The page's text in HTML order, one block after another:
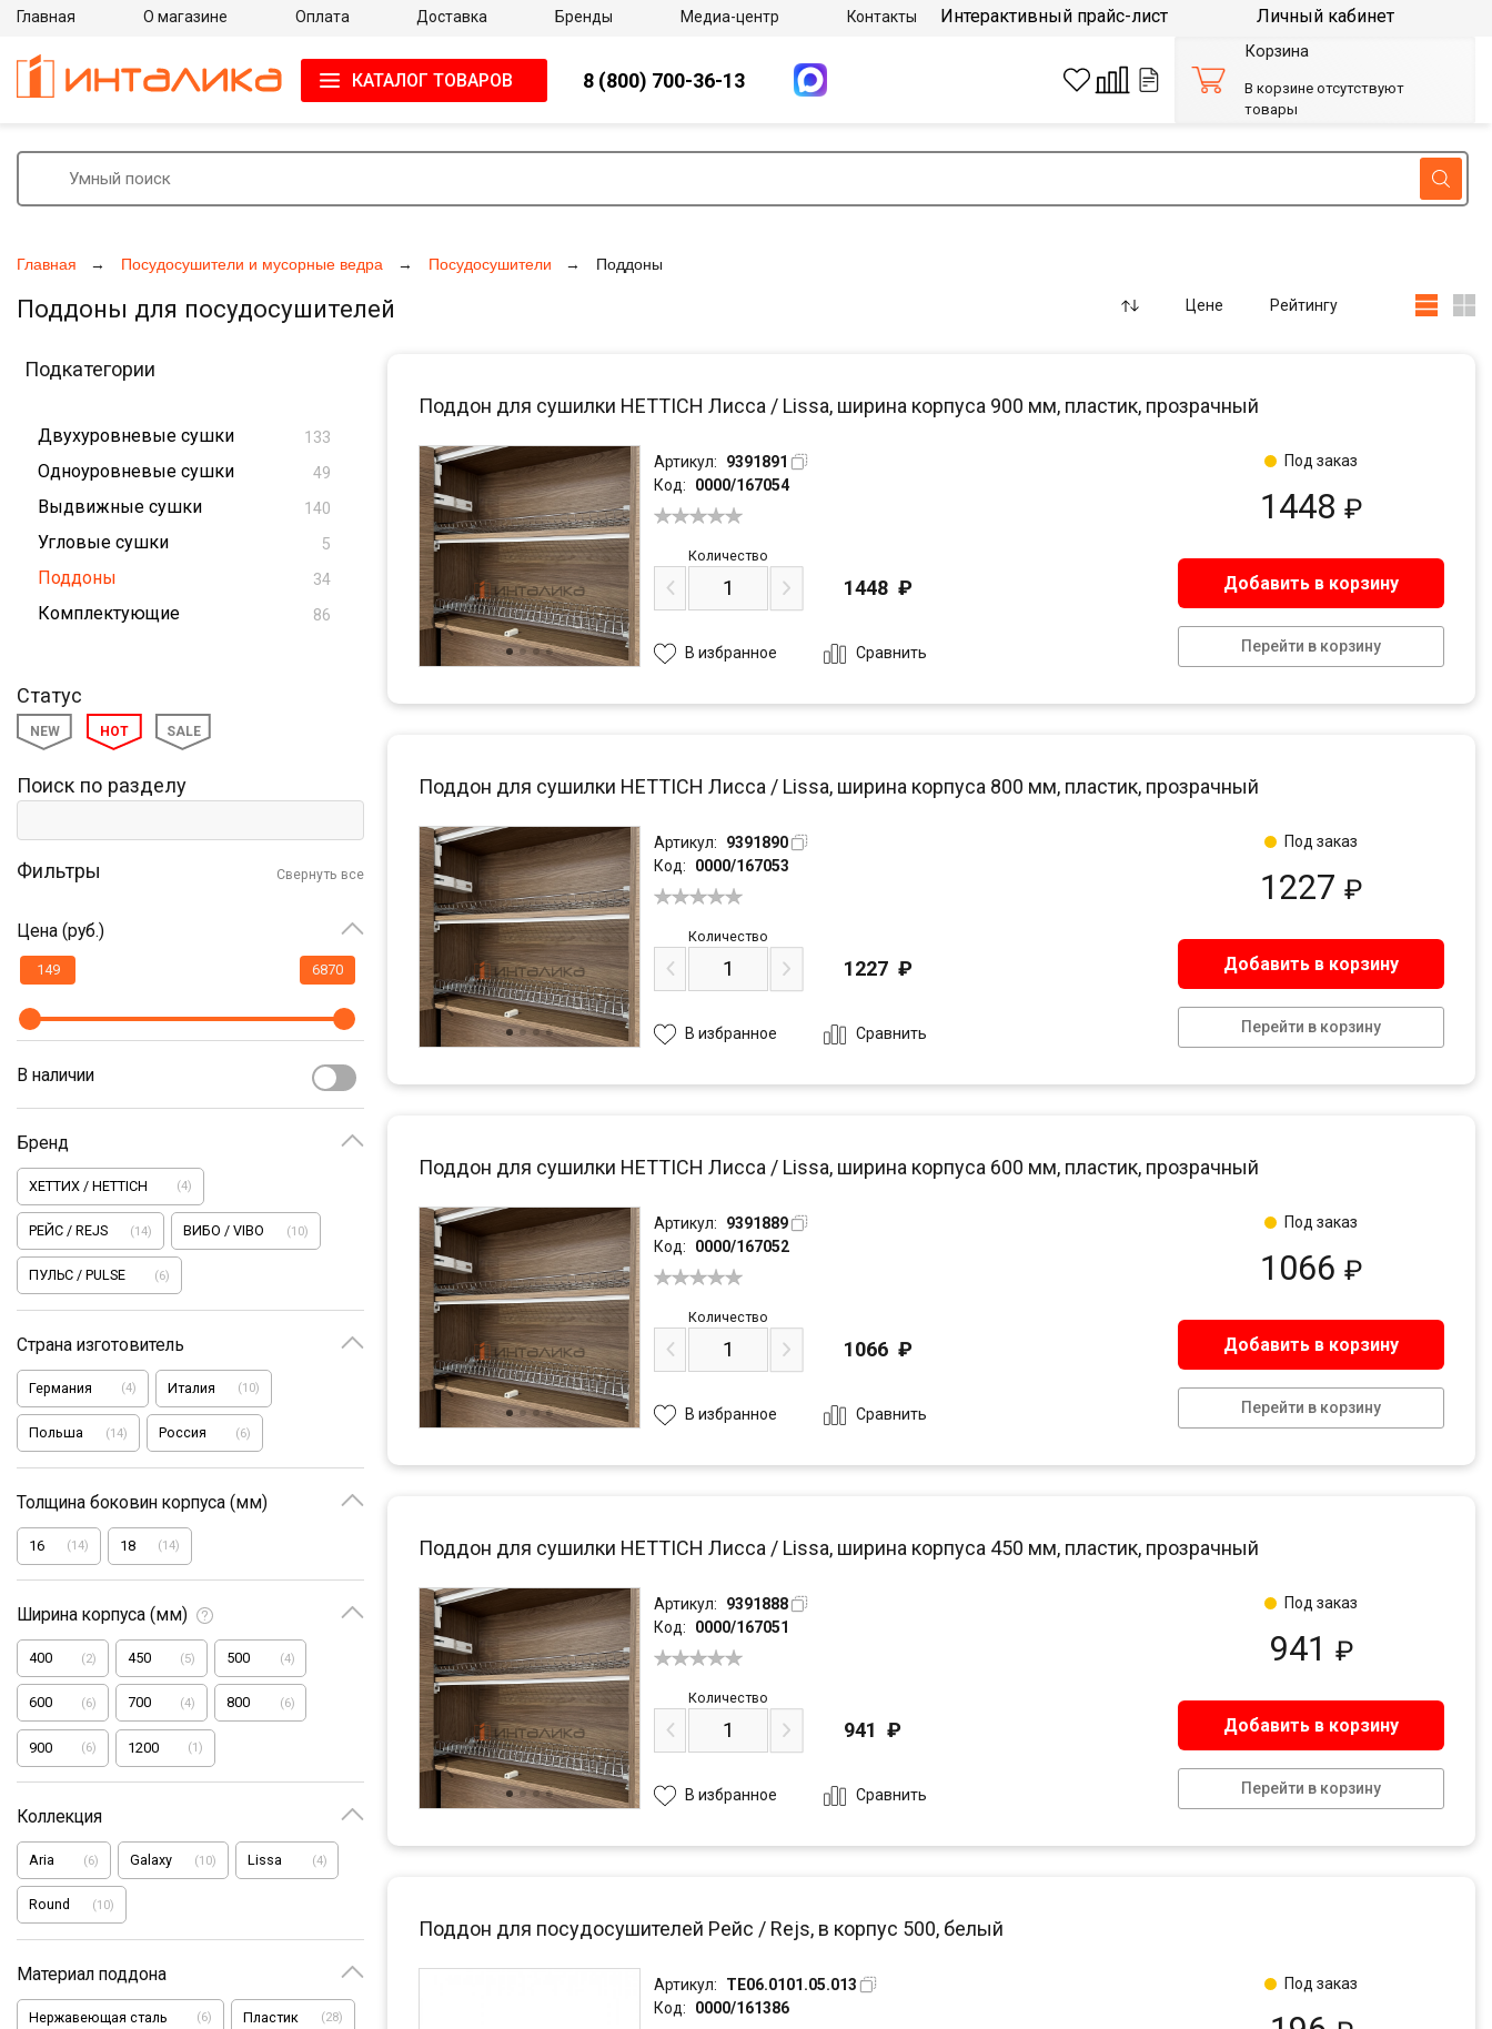
Главная Посудосушители и мусорные ведра Посудосушители Поддоны
Поддоны для посудосушителей Цене Рейтингу
Подкатегории
Двухуровневые сушки 133
Одноуровневые сушки 49
Выдвижные сушки 140
Угловые сушки 5
Поддоны 34
Комплектующие 86
Статус
NEW HOT SALE
Поиск по разделу
Фильтры Свернуть все
Цена (руб.)
В наличии
Бренд
ХЕТТИХ / HETTICH (4)
РЕЙС / REJS (14) ВИБО / VIBO (10)
ПУЛЬС / PULSE (6)
Страна изготовитель
Германия (4) Италия (10)
Польша (14) Россия (6)
Толщина боковин корпуса (мм)
16 (14) 18 (14)
Ширина корпуса (мм)
400 (2) 450 (5) 500 (4)
600 (6) 700 (4) 800 (6)
900 (6) 1200 (1)
Коллекция
Aria (6) Galaxy (10) Lissa (4)
Round (10)
Материал поддона
Нержавеющая сталь (6) Пластик (28)
Поддон для сушилки HETTICH Лисса / Lissa, ширина корпуса 900 мм, пластик, прозрачный
Артикул:
9391891
Код:
0000/167054
1448 ₽
Количество
1448 ₽ Добавить в корзину
Перейти в корзину
В избранное Сравнить
Под заказ
Поддон для сушилки HETTICH Лисса / Lissa, ширина корпуса 800 мм, пластик, прозрачный
Артикул:
9391890
Код:
0000/167053
1227 ₽
Количество
1227 ₽ Добавить в корзину
Перейти в корзину
В избранное Сравнить
Под заказ
Поддон для сушилки HETTICH Лисса / Lissa, ширина корпуса 600 мм, пластик, прозрачный
Артикул:
9391889
Код:
0000/167052
1066 ₽
Количество
1066 ₽ Добавить в корзину
Перейти в корзину
В избранное Сравнить
Под заказ
Поддон для сушилки HETTICH Лисса / Lissa, ширина корпуса 450 мм, пластик, прозрачный
Артикул:
9391888
Код:
0000/167051
941 ₽
Количество
941 ₽ Добавить в корзину
Перейти в корзину
В избранное Сравнить
Под заказ
Поддон для посудосушителей Рейс / Rejs, в корпус 500, белый
Артикул:
TE06.0101.05.013
Код:
0000/161386
Под заказ
Главная О магазине Оплата Доставка Бренды Медиа-центр Контакты Интерактивный прайс-лист Личный кабинет
КАТАЛОГ ТОВАРОВ 8 (800) 700-36-13
Корзина
В корзине отсутствуют
товары